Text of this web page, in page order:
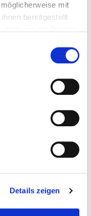
mit
bereitgestellt
Details zeigen
XXX: Xavier ist ein
mit seinen
Weiterlesen